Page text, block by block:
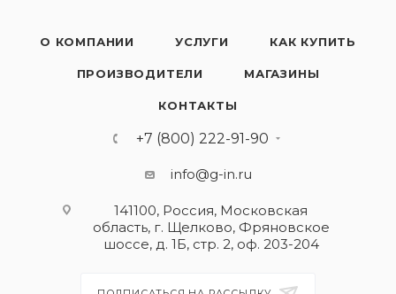
О КОМПАНИИ УСЛУГИ КАК КУПИТЬ
ПРОИЗВОДИТЕЛИ МАГАЗИНЫ
КОНТАКТЫ
+7 (800) 222-91-90
info@g-in.ru
141100, Россия, Московская
область, г. Щелково, Фряновское
шоссе, д. 1Б, стр. 2, оф. 203-204